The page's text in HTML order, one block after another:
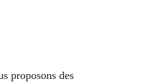
proposons des